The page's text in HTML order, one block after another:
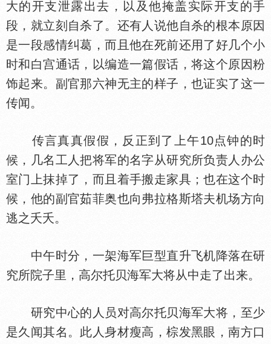
大的开支泄露出去，以及他掩盖实际开支的手
段，就立刻自杀了。还有人说他自杀的根本原因
是一段感情纠葛，而且他在死前还用了好几个小
时和白宫通话，以编造一篇假话，将这个原因粉
饰起来。副官那六神无主的样子，也证实了这一
传闻。
传言真真假假，反正到了上午10点钟的时
候，几名工人把将军的名字从研究所负责人办公
室门上抹掉了，而且着手搬走家具；也在这个时
候，他的副官茹菲奥也向弗拉格斯塔夫机场方向
逃之夭夭。
中午时分，一架海军巨型直升飞机降落在研
究所院子里，高尔托贝海军大将从中走了出来。
研究中心的人员对高尔托贝海军大将，至少
是久闻其名。此人身材瘦高，棕发黑眼，南方口